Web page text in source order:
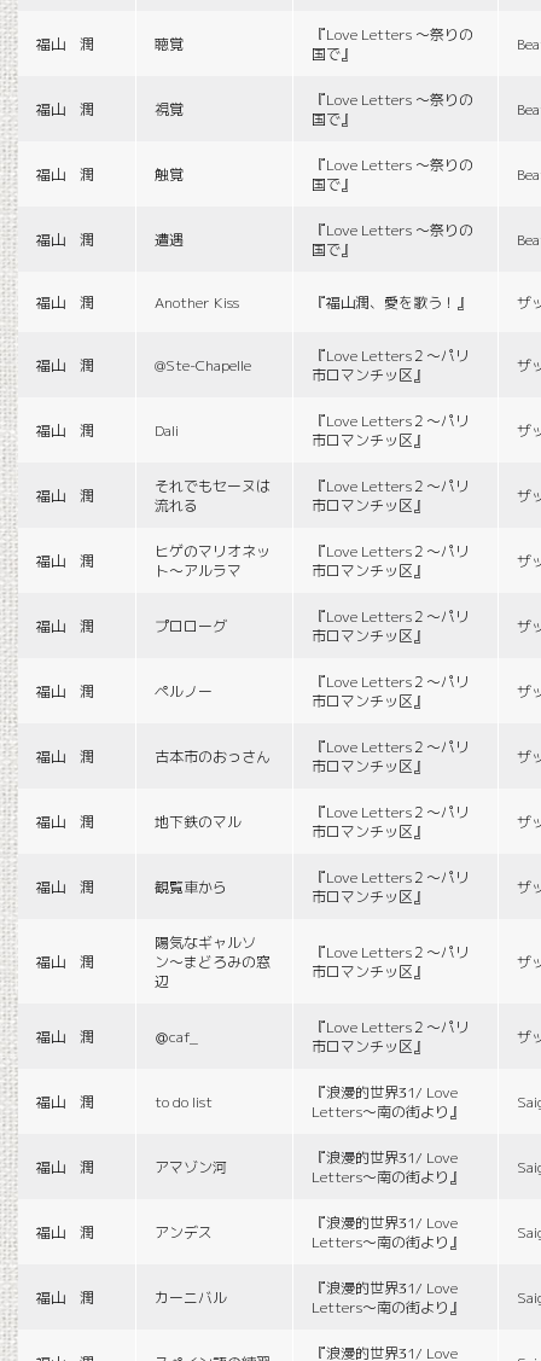
福山 潤 聴覚
『Love Letters 〜祭りの
国で』
福山 潤 視覚
『Love Letters 〜祭りの
国で』
福山 潤 触覚
『Love Letters 〜祭りの
国で』
福山 潤 遭遇
『Love Letters 〜祭りの
国で』
福山 潤 Another Kiss 『福山潤、愛を歌う！』 ザ
福山 潤 @Ste-Chapelle
『Love Letters２〜パリ
市ロマンチッ区』
ザ
福山 潤 Dali
『Love Letters２〜パリ
市ロマンチッ区』
ザ
福山 潤
それでもセーヌは
流れる
『Love Letters２〜パリ
市ロマンチッ区』
ザ
福山 潤
ヒゲのマリオネッ
ト〜アルラマ
『Love Letters２〜パリ
市ロマンチッ区』
ザ
福山 潤 プロローグ
『Love Letters２〜パリ
市ロマンチッ区』
ザ
福山 潤 ペルノー
『Love Letters２〜パリ
市ロマンチッ区』
ザ
福山 潤 古本市のおっさん
『Love Letters２〜パリ
市ロマンチッ区』
ザ
福山 潤 地下鉄のマル
『Love Letters２〜パリ
市ロマンチッ区』
ザ
福山 潤 観覧車から
『Love Letters２〜パリ
市ロマンチッ区』
ザ
福山 潤
陽気なギャルソ
ン〜まどろみの窓
辺
『Love Letters２〜パリ
市ロマンチッ区』
ザ
福山 潤 ＠caf_
『Love Letters２〜パリ
市ロマンチッ区』
ザ
福山 潤 to do list
『浪漫的世界31/ Love
Letters〜南の街より』
福山 潤 アマゾン河
『浪漫的世界31/ Love
Letters〜南の街より』
福山 潤 アンデス
『浪漫的世界31/ Love
Letters〜南の街より』
福山 潤 カーニバル
『浪漫的世界31/ Love
Letters〜南の街より』
『浪漫的世界31/ Love